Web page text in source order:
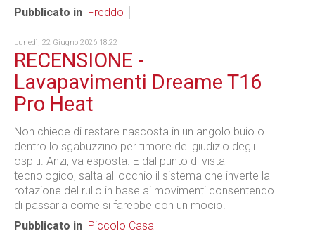
Pubblicato in Freddo
Lunedì, 22 Giugno 2026 18:22
RECENSIONE -
Lavapavimenti Dreame T16
Pro Heat
Non chiede di restare nascosta in un angolo buio o
dentro lo sgabuzzino per timore del giudizio degli
ospiti. Anzi, va esposta. E dal punto di vista
tecnologico, salta all'occhio il sistema che inverte la
rotazione del rullo in base ai movimenti consentendo
di passarla come si farebbe con un mocio.
Pubblicato in Piccolo Casa